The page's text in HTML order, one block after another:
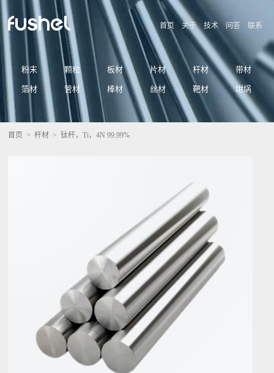
首页 关于 技术 问答 联系
粉末 颗粒 板材 片材 杆材 带材
箔材 管材 棒材 丝材 靶材 坩埚
首页 >杆材 > 钛杆，Ti，4N 99.99%